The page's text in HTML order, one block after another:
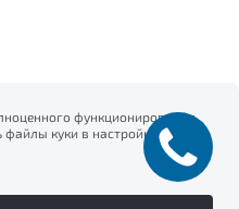
данных
функционирования
файлы куки в настройках
сайт, вы соглашаетесь
и подтверждаете
вПолитике